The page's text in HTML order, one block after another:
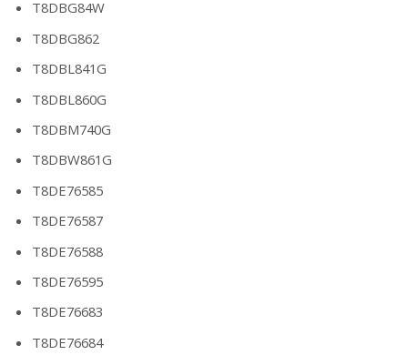
T8DBG84W
T8DBG862
T8DBL841G
T8DBL860G
T8DBM740G
T8DBW861G
T8DE76585
T8DE76587
T8DE76588
T8DE76595
T8DE76683
T8DE76684